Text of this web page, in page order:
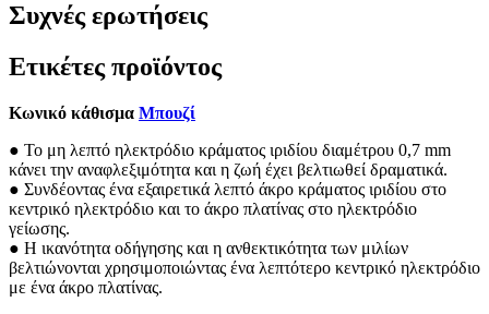
Συχνές ερωτήσεις
Ετικέτες προϊόντος
Κωνικό κάθισμα Μπουζί
● Το μη λεπτό ηλεκτρόδιο κράματος ιριδίου διαμέτρου 0,7 mm
κάνει την αναφλεξιμότητα και η ζωή έχει βελτιωθεί δραματικά.
● Συνδέοντας ένα εξαιρετικά λεπτό άκρο κράματος ιριδίου στο
κεντρικό ηλεκτρόδιο και το άκρο πλατίνας στο ηλεκτρόδιο
γείωσης.
● Η ικανότητα οδήγησης και η ανθεκτικότητα των μιλίων
βελτιώνονται χρησιμοποιώντας ένα λεπτότερο κεντρικό ηλεκτρόδιο
με ένα άκρο πλατίνας.